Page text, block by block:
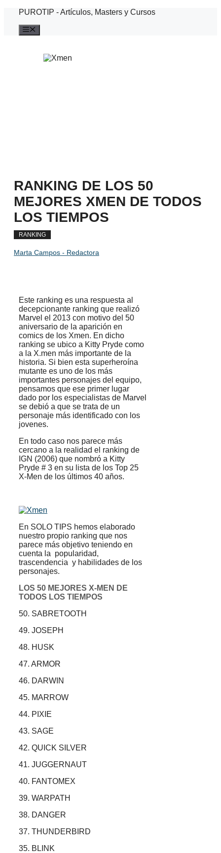
Saltar
contenido
PUROTIP - Artículos, Masters y Cursos
RANKING DE LOS 50
MEJORES XMEN DE TODOS
LOS TIEMPOS
RANKING
Marta Campos - Redactora
Este ranking es una respuesta al
decepcionante ranking que realizó
Marvel el 2013 con motivo del 50
aniversario de la aparición en
comics de los Xmen. En dicho
ranking se ubico a Kitty Pryde como
a la X.men más importante de la
historia. Si bien esta superheroína
mutante es uno de los más
importantes personajes del equipo,
pensamos que ese primer lugar
dado por los especialistas de Marvel
se debió a que se trata de un
personaje más identificado con los
jovenes.
En todo caso nos parece más
cercano a la realidad el ranking de
IGN (2006) que nombró a Kitty
Pryde # 3 en su lista de los Top 25
X-Men de los últimos 40 años.
En SOLO TIPS hemos elaborado
nuestro propio ranking que nos
parece más objetivo teniendo en
cuenta la popularidad,
trascendencia y habilidades de los
personajes.
LOS 50 MEJORES X-MEN DE
TODOS LOS TIEMPOS
50. SABRETOOTH
49. JOSEPH
48. HUSK
47. ARMOR
46. DARWIN
45. MARROW
44. PIXIE
43. SAGE
42. QUICK SILVER
41. JUGGERNAUT
40. FANTOMEX
39. WARPATH
38. DANGER
37. THUNDERBIRD
35. BLINK